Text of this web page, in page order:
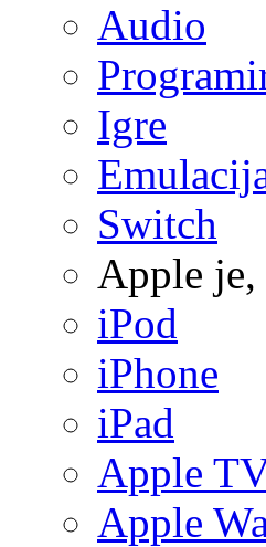
Audio
Igre
Switch
Apple
iPod
iPhone
iPad
Apple
Apple